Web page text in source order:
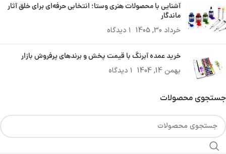
آشنایی با محصولات هنری وستا؛ انتخابی حرفه‌ای برای خلق آثار
ماندگار
خرداد 30, 1405 ۱ دیدگاه
خرید عمده آبرنگ با قیمت پخش و برندهای پرفروش بازار
بهمن 14, 1404 ۱ دیدگاه
جستجوی محصولات